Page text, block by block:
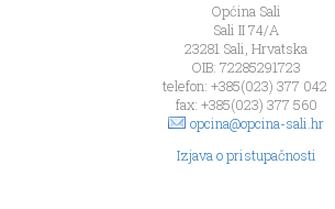
Općina Sali
Sali II 74/A
23281 Sali, Hrvatska
OIB: 72285291723
telefon: +385(023) 377 042
fax: +385(023) 377 560
opcina@opcina-sali.hr
Izjava o pristupačnosti